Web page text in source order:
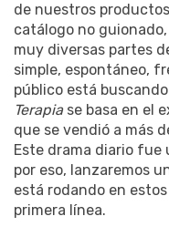
de nuestros
catálogo no
muy diversas partes
simple, espontáneo,
público está
Terapiase basa en el
que se vendió a más
Este drama diario fue
por eso, lanzaremos
está rodando en
primera línea.